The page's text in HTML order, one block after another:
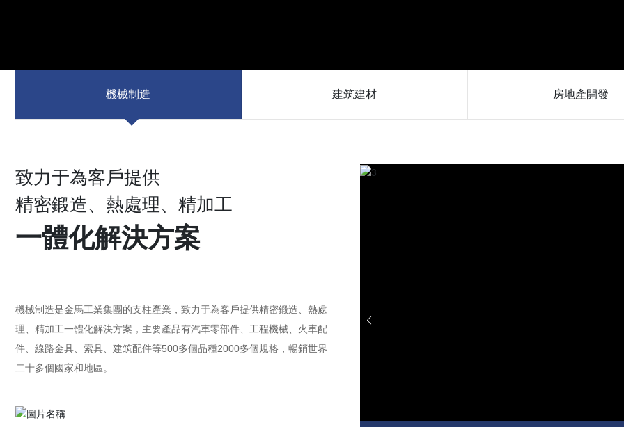
機械制造 建筑建材 房地產開發
致力于為客戶提供
精密鍛造、熱處理、精加工
一體化解決方案
機械制造是金馬工業集團的支柱產業，致力于為客戶提供精密鍛造、熱處
理、精加工一體化解決方案，主要產品有汽車零部件、工程機械、火車配
件、線路金具、索具、建筑配件等500多個品種2000多個規格，暢銷世界
二十多個國家和地區。